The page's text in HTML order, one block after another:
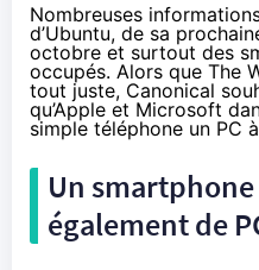
Nombreuses
d’Ubuntu, de sa
octobre et surtout des
occupés. Alors que The
tout juste, Canonical
qu’Apple et Microsoft
simple téléphone un PC
Un
également de